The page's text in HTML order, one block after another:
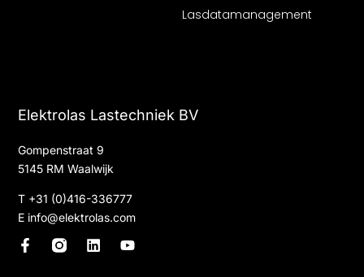
Elektrolas Lastechniek BV
Gompenstraat 9
5145 RM Waalwijk
T +31 (0)416-336777
E info@elektrolas.com
F
a
L
Y
Lasdatamanagement